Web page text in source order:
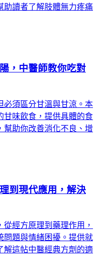
助讀者了解肢體無力疼痛
，中醫師教你吃對
必須區分甘溫與甘涼。本
甘味飲食，提供具體的食
幫助你改善消化不良、增
到現代應用，解決
經方原理到藥理作用，
問題與情緒困擾。提供就
解這帖中醫經典方劑的適